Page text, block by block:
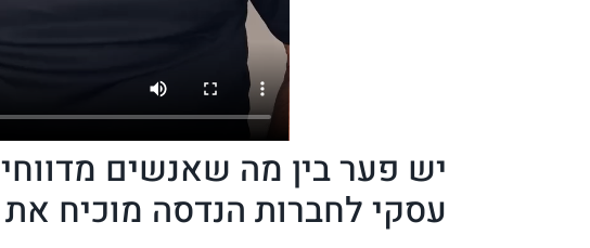
יש פער בין מה שאנשים
עסקי לחברות הנדסה מוכיח את